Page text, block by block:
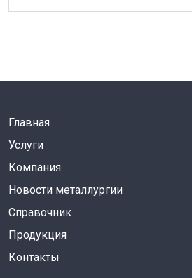
Главная
Услуги
Компания
Новости металлургии
Справочник
Продукция
Контакты